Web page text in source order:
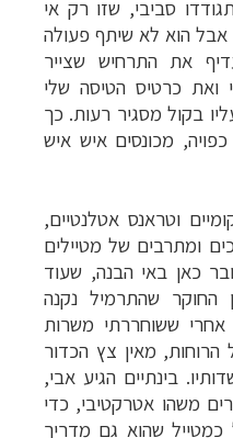
סביבי, שזו רק אי
אבל הוא לא שיתף פעולה
את התרחיש שצייר
ואת כרטיס הטיסה שלי
בקול מסגיר רעות. כך
מכונסים איש איש
וטראנס אטלנטיים,
ומתרבים של מטיילים
כאן באי הבנה, שעוד
החוקר שהתרמיל נקנה
אחרי ששוחררתי משרות
הרוחות, מאין צץ הכדור
בינתיים הגיע אבי,
משהו אטרקטיבי, כדי
כמטייל שהוא גם מדריך